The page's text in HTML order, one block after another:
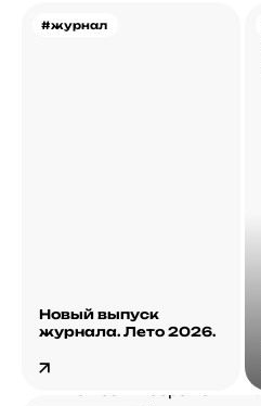
#журнал
Новый выпуск
журнала. Лето 2026.